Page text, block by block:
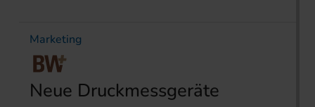
Marketing
Neue Druckmessgeräte